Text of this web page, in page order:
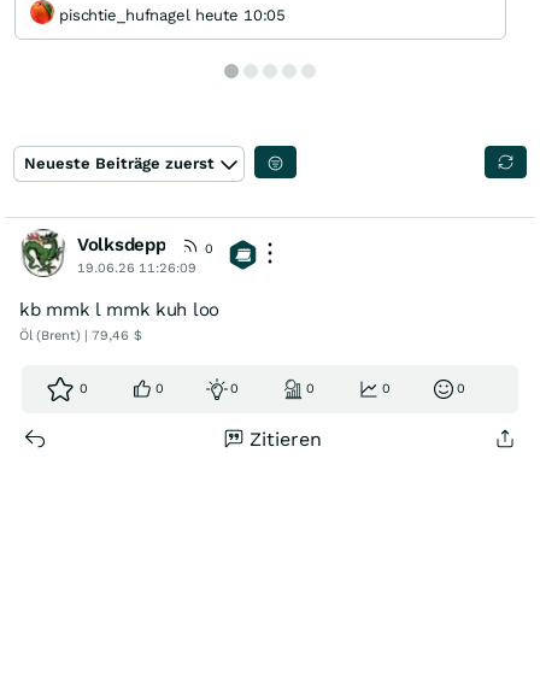
pischtie_hufnagel heute 10:05
Neueste Beiträge zuerst
Volksdepp
0
19.06.26 11:26:09
kb mmk l mmk kuh loo
Öl (Brent) | 79,46 $
0 0 0 0 0 0
Zitieren